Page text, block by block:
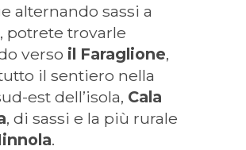
alternando sassi a
potrete trovarle
verso il Faraglione,
il sentiero nella
est dell’isola, Cala
, di sassi e la più rurale
.